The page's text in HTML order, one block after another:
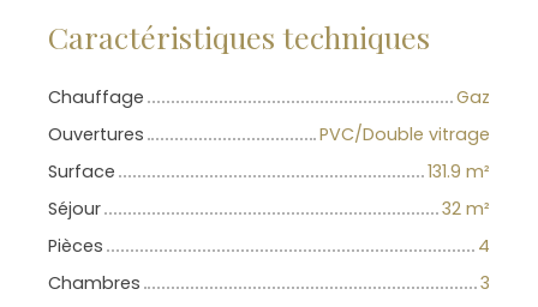
Caractéristiques techniques
Chauffage
Gaz
Ouvertures
PVC/Double vitrage
Surface
131.9 m²
Séjour
32 m²
Pièces
4
Chambres
3